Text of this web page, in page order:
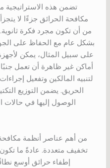
تضمن هذه
مكافحة الحرائق جزءًا لا
من أن تكون مجرد فكرة ثانوية.
بشكل عام مع الحفاظ على
على سبيل المثال، يمكن
أماكن غير ظاهرة أن تعمل
لتنبيه المالكين وتفعيل
الحريق. يضمن التوزيع
الوصول إليها في
من أهم عناصر أنظمة
تخفيف متعددة. عادةً ما تكون
إطفاء حرائق أوسع